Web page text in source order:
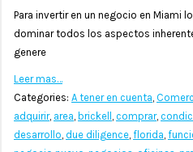
Para invertir en un negocio en Miami
dominar todos los aspectos
genere
Leer mas…
Categories: A tener en cuenta,
adquirir, area, brickell , comprar,
desarrollo, due diligence, florida,